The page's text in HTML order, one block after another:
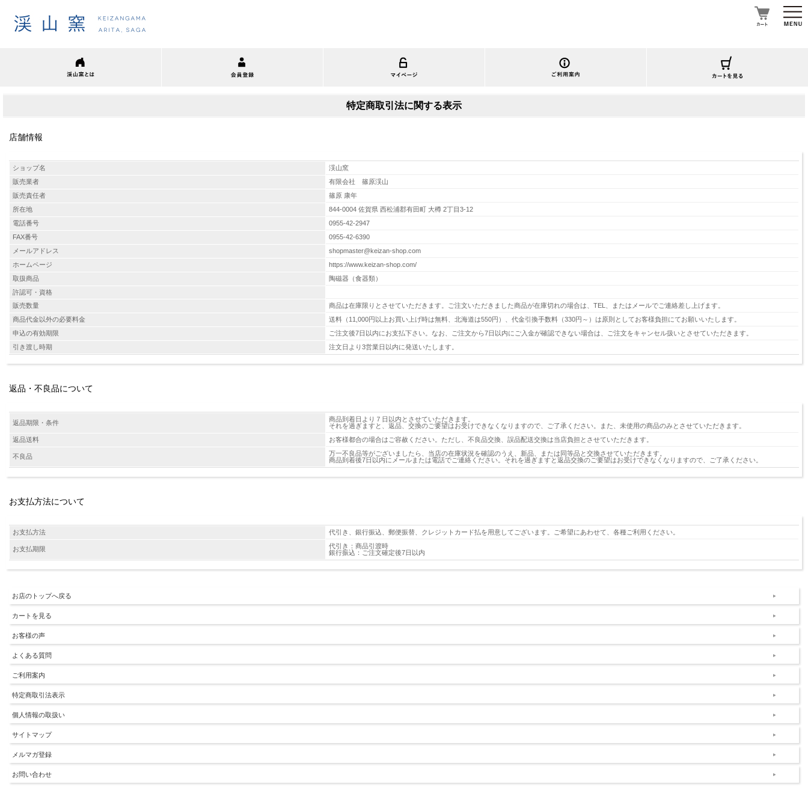
特定商取引法に関する表示
店舗情報
ショップ名
渓山窯
販売業者
有限会社 篠原渓山
販売責任者
篠原 康年
所在地
844-0004 佐賀県 西松浦郡有田町 大樽 2丁目3-12
電話番号
0955-42-2947
FAX番号
0955-42-6390
メールアドレス
shopmaster@keizan-shop.com
ホームページ
https://www.keizan-shop.com/
取扱商品
陶磁器（食器類）
許認可・資格
販売数量
商品は在庫限りとさせていただきます。ご注文いただきました商品が在庫切れの場合は、TEL、またはメールでご連絡差し上げます。
商品代金以外の必要料金
送料（11,000円以上お買い上げ時は無料、北海道は550円）、代金引換手数料（330円～）は原則としてお客様負担にてお願いいたします。
申込の有効期限
ご注文後7日以内にお支払下さい。なお、ご注文から7日以内にご入金が確認できない場合は、ご注文をキャンセル扱いとさせていただきます。
引き渡し時期
注文日より3営業日以内に発送いたします。
返品・不良品について
返品期限・条件
商品到着日より７日以内とさせていただきます。
それを過ぎますと、返品、交換のご要望はお受けできなくなりますので、ご了承ください。また、未使用の商品のみとさせていただきます。
返品送料
お客様都合の場合はご容赦ください。ただし、不良品交換、誤品配送交換は当店負担とさせていただきます。
不良品
万一不良品等がございましたら、当店の在庫状況を確認のうえ、新品、または同等品と交換させていただきます。
商品到着後7日以内にメールまたは電話でご連絡ください。それを過ぎますと返品交換のご要望はお受けできなくなりますので、ご了承ください。
お支払方法について
お支払方法 代引き、銀行振込、郵便振替、クレジットカード払を用意してございます。ご希望にあわせて、各種ご利用ください。
お支払期限
代引き：商品引渡時
銀行振込：ご注文確定後7日以内
お店のトップへ戻る
カートを見る
お客様の声
よくある質問
ご利用案内
特定商取引法表示
個人情報の取扱い
サイトマップ
メルマガ登録
お問い合わせ